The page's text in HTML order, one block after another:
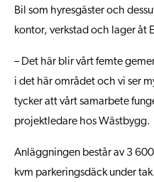
Bil som hyresgäster och
kontor, verkstad och lager åt
– Det här blir vårt femte
i det här området och vi ser
tycker att vårt samarbete
projektledare hos Wästbygg.
Anläggningen består av 3
kvm parkeringsdäck under